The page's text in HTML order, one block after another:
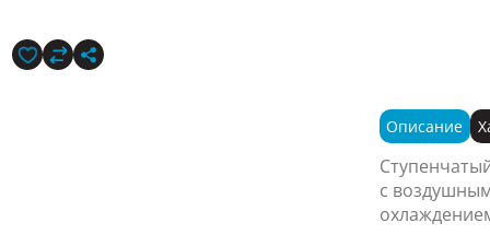
Описание
с